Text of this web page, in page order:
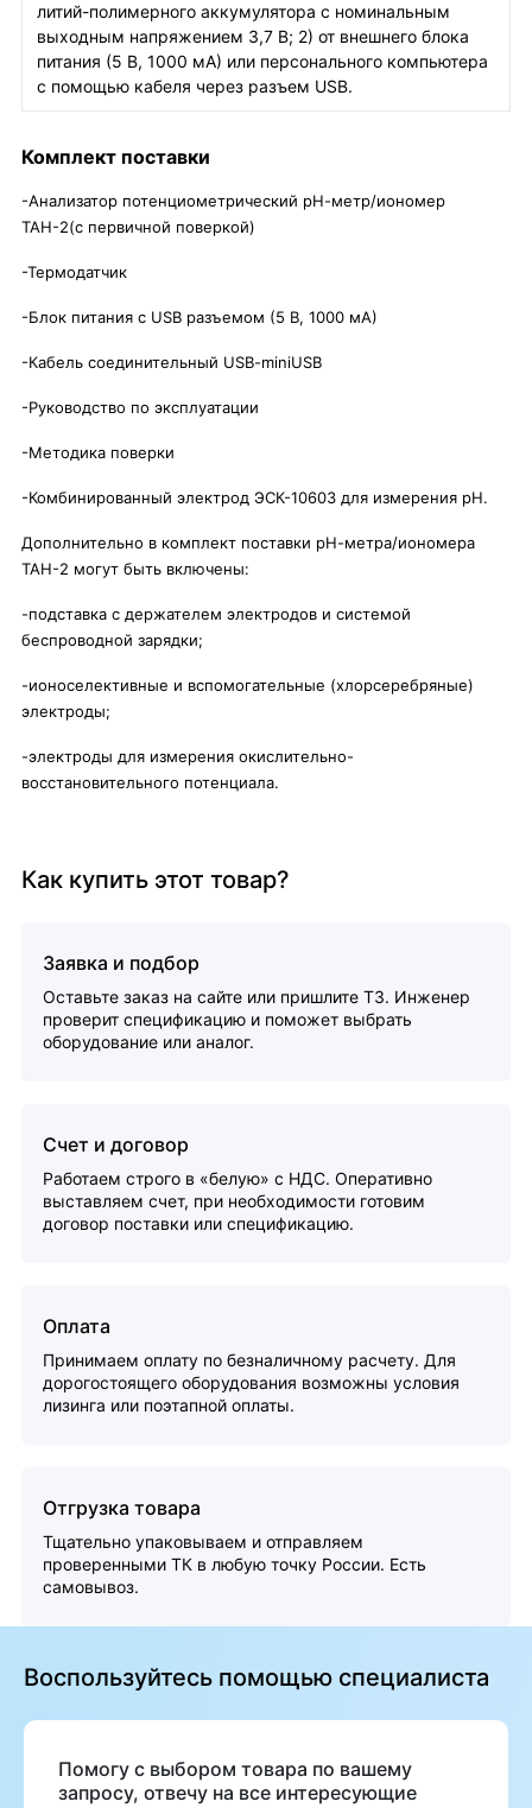
литий-полимерного аккумулятора с номинальным
выходным напряжением 3,7 В; 2) от внешнего блока
питания (5 В, 1000 мА) или персонального компьютера
с помощью кабеля через разъем USB.
Комплект поставки
-Анализатор потенциометрический рН-метр/иономер
ТАН-2(с первичной поверкой)
-Термодатчик
-Блок питания с USB разъемом (5 В, 1000 мА)
-Кабель соединительный USB-miniUSB
-Руководство по эксплуатации
-Методика поверки
-Комбинированный электрод ЭСК-10603 для измерения рН.
Дополнительно в комплект поставки рН-метра/иономера
ТАН-2 могут быть включены:
-подставка с держателем электродов и системой
беспроводной зарядки;
-ионоселективные и вспомогательные (хлорсеребряные)
электроды;
-электроды для измерения окислительно-
восстановительного потенциала.
Как купить этот товар?
Заявка и подбор
Оставьте заказ на сайте или пришлите ТЗ. Инженер
проверит спецификацию и поможет выбрать
оборудование или аналог.
Счет и договор
Работаем строго в «белую» с НДС. Оперативно
выставляем счет, при необходимости готовим
договор поставки или спецификацию.
Оплата
Принимаем оплату по безналичному расчету. Для
дорогостоящего оборудования возможны условия
лизинга или поэтапной оплаты.
Отгрузка товара
Тщательно упаковываем и отправляем
проверенными ТК в любую точку России. Есть
самовывоз.
Воспользуйтесь помощью специалиста
Помогу с выбором товара по вашему
запросу, отвечу на все интересующие